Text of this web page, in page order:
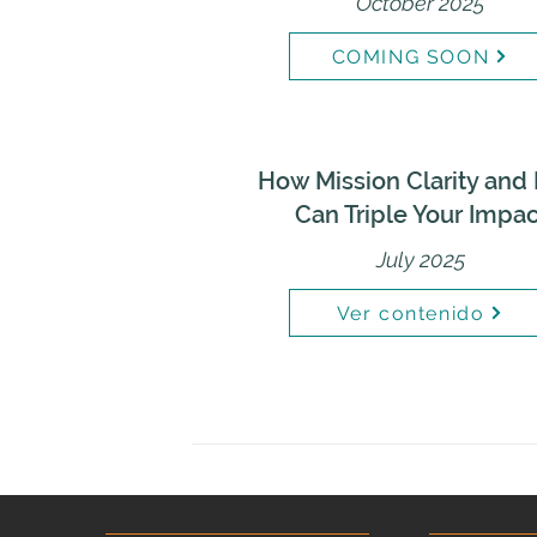
COMING SOON
How Mission Clarity and
Can Triple Your
July 2025
Ver contenido